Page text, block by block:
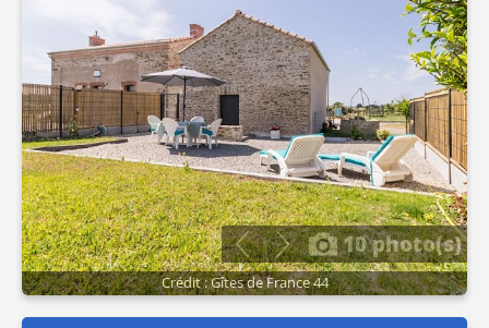
10 photo(s)
Crédit : Gîtes de France 44